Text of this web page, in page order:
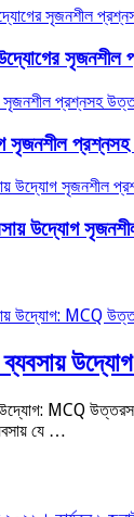
সৃজনশীল
উদ্যোগ
MCQ উত্তরসহ
যে …